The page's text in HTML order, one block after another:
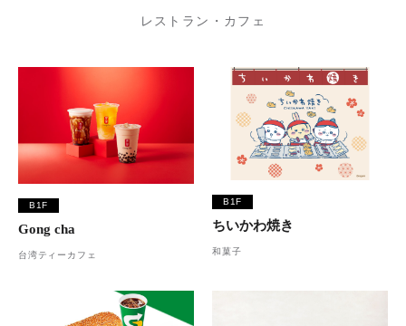
レストラン・カフェ
B1F
Gong cha
台湾ティーカフェ
B1F
ちいかわ焼き
和菓子